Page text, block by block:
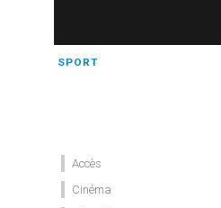
SPORT
Accès
Cinéma